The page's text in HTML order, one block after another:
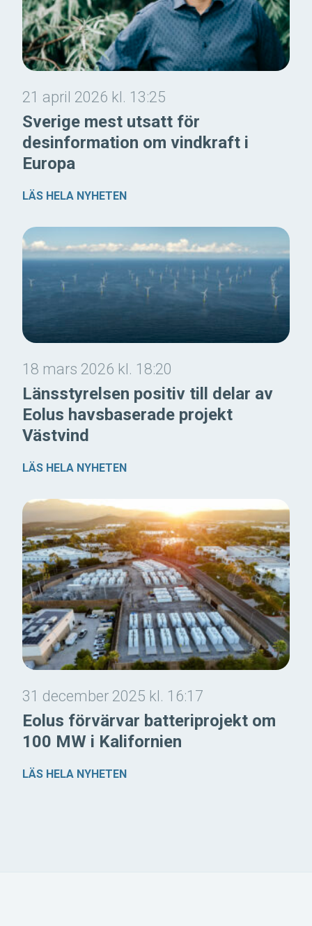
21 april 2026 kl. 13:25
Sverige mest utsatt för
desinformation om vindkraft i
Europa
LÄS HELA NYHETEN
18 mars 2026 kl. 18:20
Länsstyrelsen positiv till delar av
Eolus havsbaserade projekt
Västvind
LÄS HELA NYHETEN
31 december 2025 kl. 16:17
Eolus förvärvar batteriprojekt om
100 MW i Kalifornien
LÄS HELA NYHETEN